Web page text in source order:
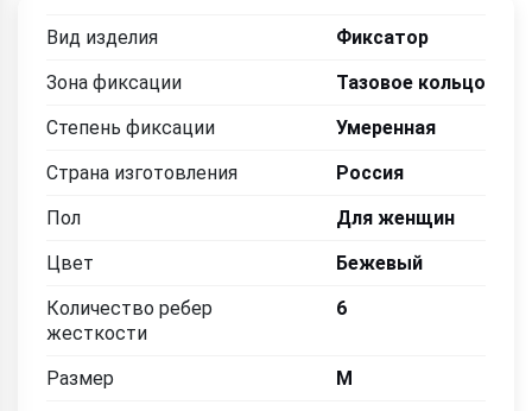
Вид изделия
Фиксатор
Зона фиксации
Тазовое кольцо
Степень фиксации
Умеренная
Страна изготовления
Россия
Пол
Для женщин
Цвет
Бежевый
Количество ребер
жесткости
6
Размер
M